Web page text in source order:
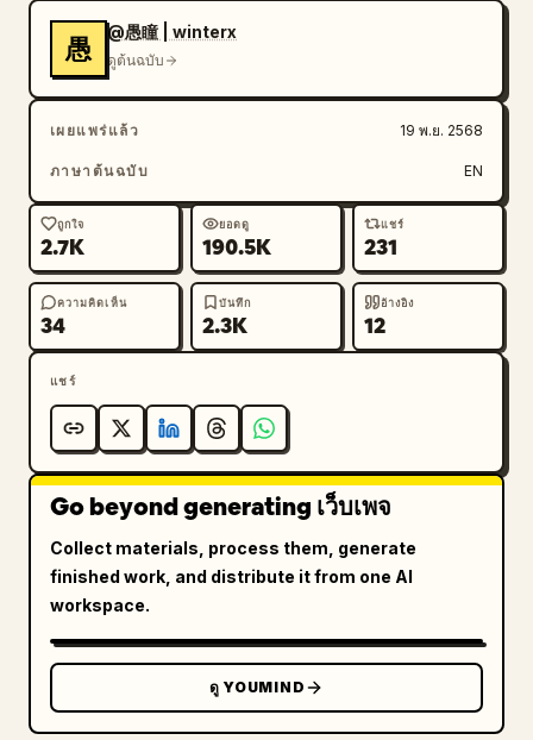
愚
@愚瞳 | winterx
ดูต้นฉบับ
เผยแพร่แล้ว 19 พ.ย. 2568
ภาษาต้นฉบับ EN
ถูกใจ
2.7K
ยอดดู
190.5K
แชร์
231
ความคิดเห็น
34
บันทึก
2.3K
อ้างอิง
12
แชร์
Go beyond generating เว็บเพจ
Collect materials, process them, generate
finished work, and distribute it from one AI
workspace.
ดู YOUMIND